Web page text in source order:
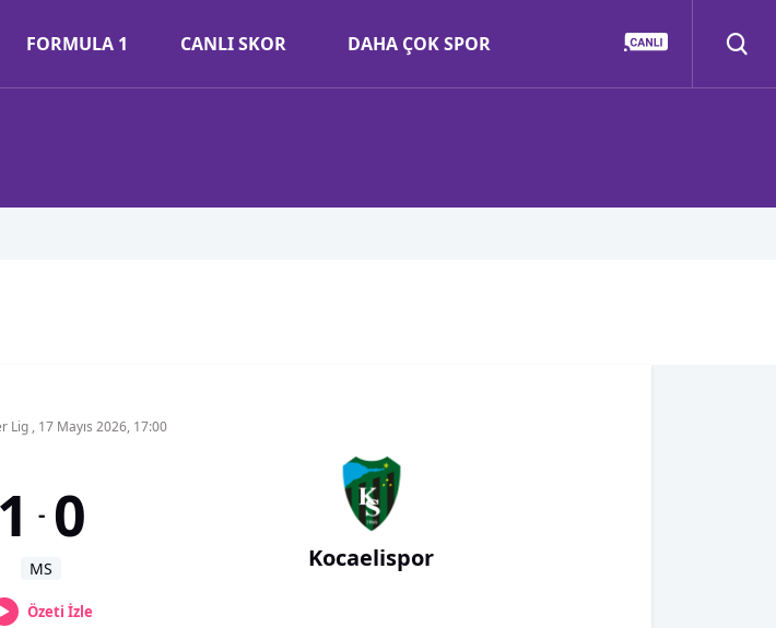
FORMULA 1 CANLI SKOR DAHA ÇOK SPOR
Lig , 17 Mayıs 2026, 17:00
1 - 0
MS
Özeti İzle
Kocaelispor